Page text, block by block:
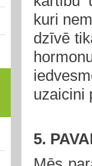
kuri
dzīvē
uzaicini
5.